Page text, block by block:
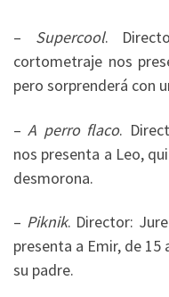
– Supercool.
cortometraje nos
pero sorprenderá con
–A perro flaco.
nos presenta a Leo,
desmorona.
– Piknik. Director:
presenta a Emir, de 15
su padre.